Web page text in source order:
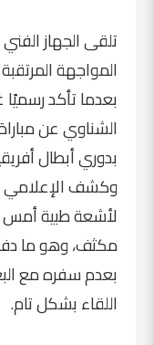
تلقى الجهاز
المواجهة
بعدما تأكد
الشناوي عن
بدوري أبطال
وكشف الإعلامي
لأشعة طبية أمس
مكثف، وهو ما دفع
بعدم سفره مع
اللقاء بشكل تام.